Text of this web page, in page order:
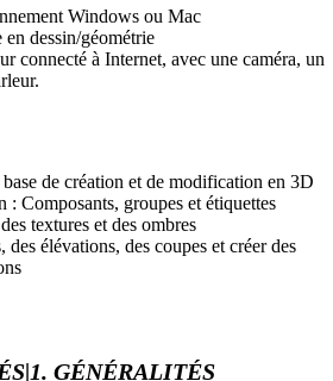
Windows ou Mac
dessin/géométrie
connecté à Internet, avec une caméra, un
de création et de modification en 3D
: Composants, groupes et étiquettes
textures et des ombres
des élévations, des coupes et créer des
GÉNÉRALITÉS